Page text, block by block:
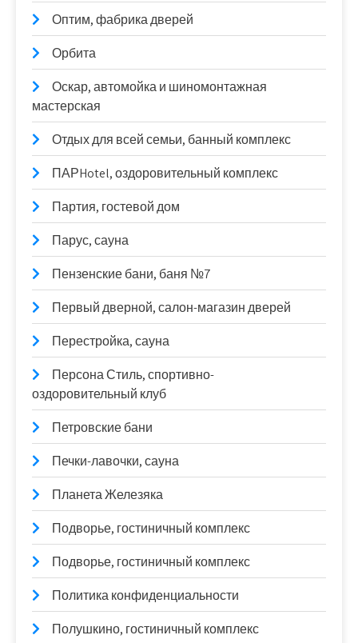
Оптим, фабрика дверей
Орбита
Оскар, автомойка и шиномонтажная
мастерская
Отдых для всей семьи, банный комплекс
ПАРHotel, оздоровительный комплекс
Партия, гостевой дом
Парус, сауна
Пензенские бани, баня №7
Первый дверной, салон-магазин дверей
Перестройка, сауна
Персона Стиль, спортивно-
оздоровительный клуб
Петровские бани
Печки-лавочки, сауна
Планета Железяка
Подворье, гостиничный комплекс
Подворье, гостиничный комплекс
Политика конфиденциальности
Полушкино, гостиничный комплекс